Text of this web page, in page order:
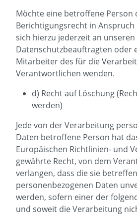
Möchte eine betroffene Person
Berichtigungsrecht in Anspruch
sich hierzu jederzeit an unseren
Datenschutzbeauftragten oder
Mitarbeiter des für die
Verantwortlichen wenden.
d) Recht auf Löschung
werden)
Jede von der Verarbeitung
Daten betroffene Person hat
Europäischen Richtlinien- und
gewährte Recht, von dem
verlangen, dass die sie
personenbezogenen Daten
werden, sofern einer der
und soweit die Verarbeitung